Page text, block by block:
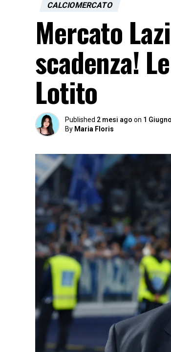
CALCIOMERCATO
Mercato
scadenza!
Lotito
Published 2 mesi ago on 1
By Maria Floris